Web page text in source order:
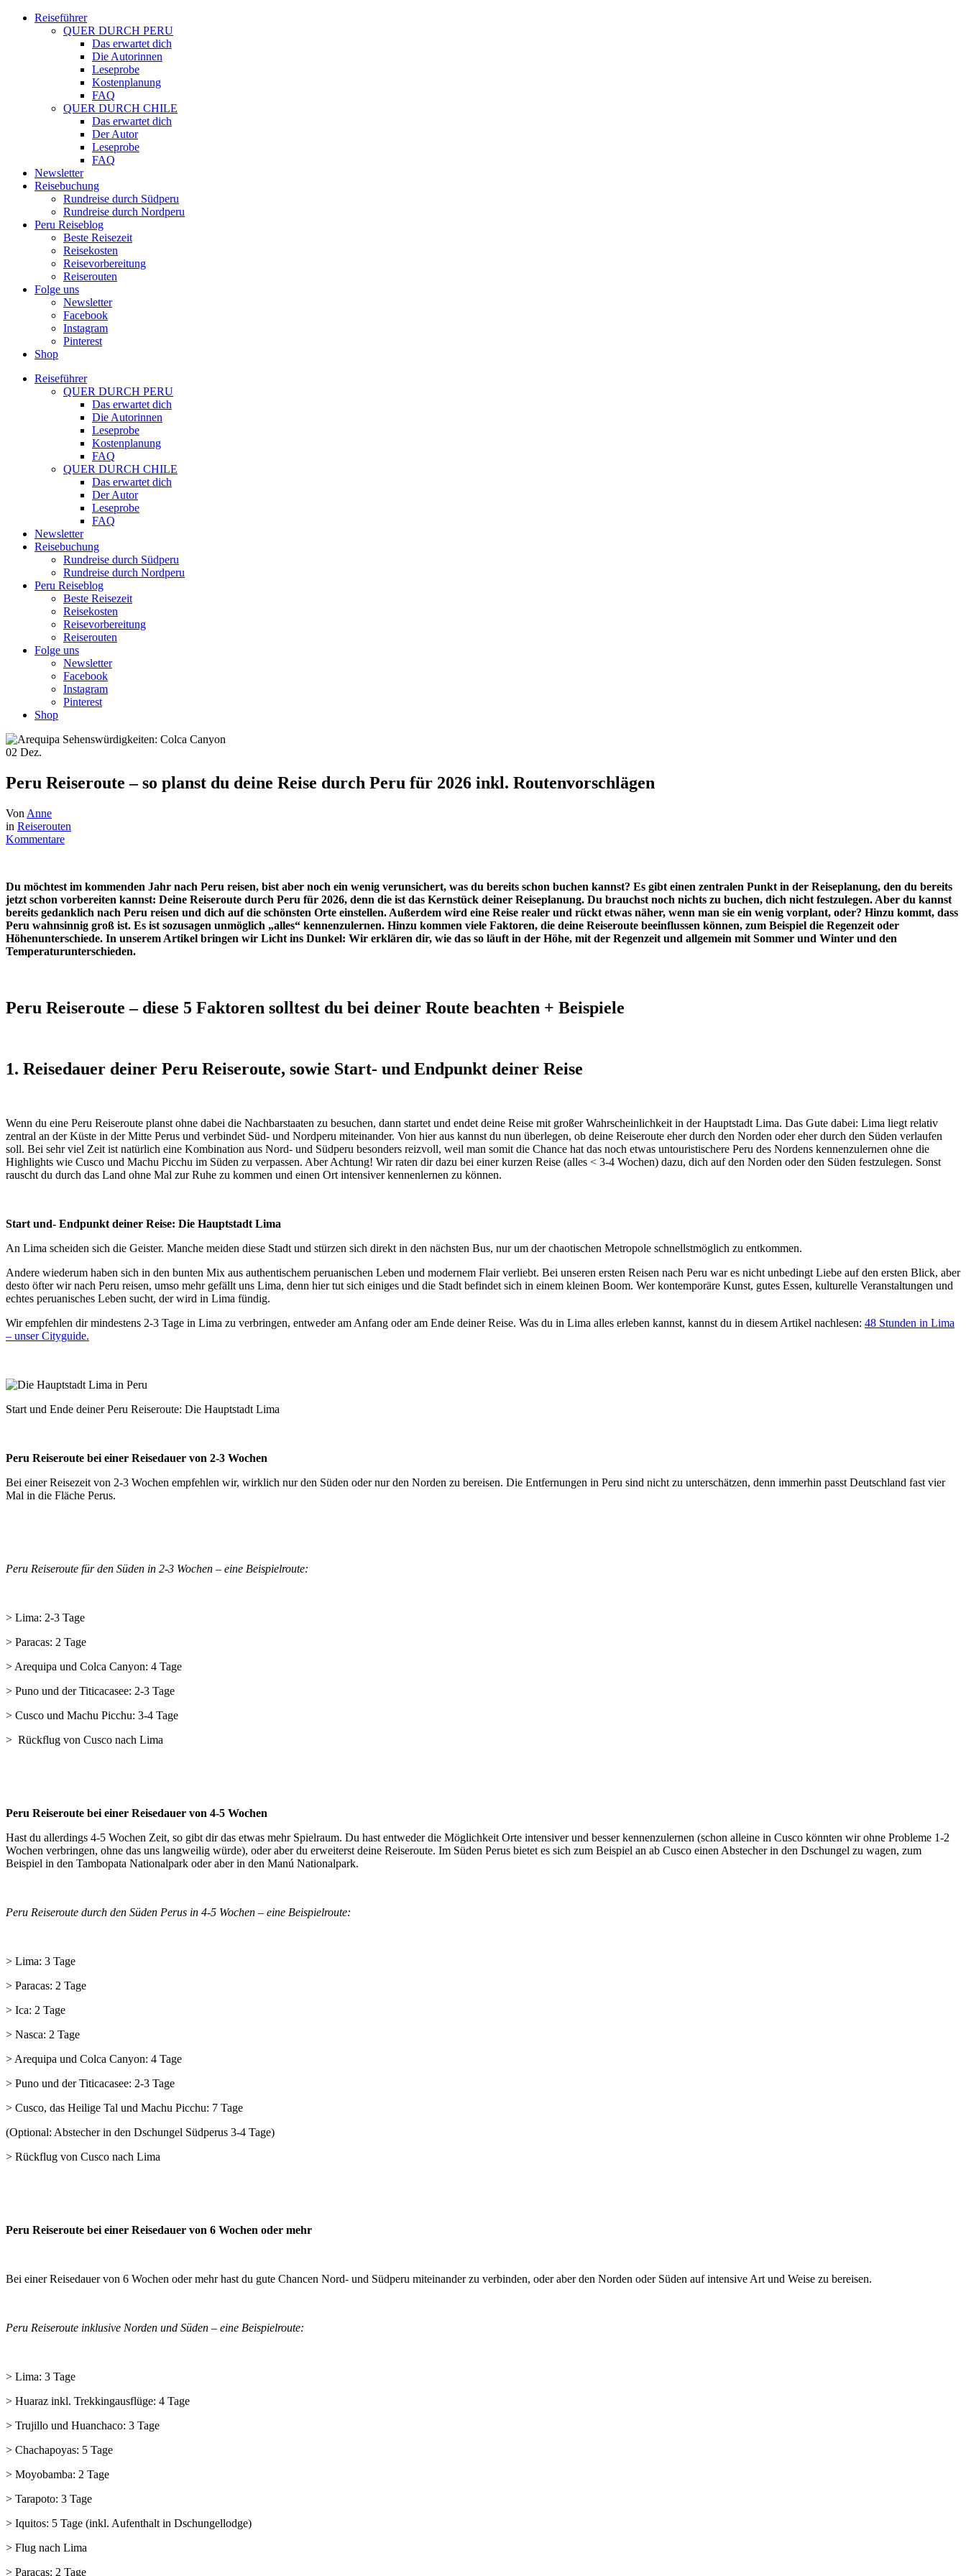
Reiseführer
QUER DURCH PERU
Das erwartet dich
Die Autorinnen
Leseprobe
Kostenplanung
FAQ
QUER DURCH CHILE
Das erwartet dich
Der Autor
Leseprobe
FAQ
Newsletter
Reisebuchung
Rundreise durch Südperu
Rundreise durch Nordperu
Peru Reiseblog
Beste Reisezeit
Reisekosten
Reisevorbereitung
Reiserouten
Folge uns
Newsletter
Facebook
Instagram
Pinterest
Shop
Reiseführer
QUER DURCH PERU
Das erwartet dich
Die Autorinnen
Leseprobe
Kostenplanung
FAQ
QUER DURCH CHILE
Das erwartet dich
Der Autor
Leseprobe
FAQ
Newsletter
Reisebuchung
Rundreise durch Südperu
Rundreise durch Nordperu
Peru Reiseblog
Beste Reisezeit
Reisekosten
Reisevorbereitung
Reiserouten
Folge uns
Newsletter
Facebook
Instagram
Pinterest
Shop
02 Dez.
Peru Reiseroute – so planst du deine Reise durch Peru für 2026 inkl. Routenvorschlägen
Von Anne
in Reiserouten
Kommentare
Du möchtest im kommenden Jahr nach Peru reisen, bist aber noch ein wenig verunsichert, was du bereits schon buchen kannst? Es gibt einen zentralen Punkt in der Reiseplanung, den du bereits
jetzt schon vorbereiten kannst: Deine Reiseroute durch Peru für 2026, denn die ist das Kernstück deiner Reiseplanung. Du brauchst noch nichts zu buchen, dich nicht festzulegen. Aber du kannst
bereits gedanklich nach Peru reisen und dich auf die schönsten Orte einstellen. Außerdem wird eine Reise realer und rückt etwas näher, wenn man sie ein wenig vorplant, oder? Hinzu kommt, dass
Peru wahnsinnig groß ist. Es ist sozusagen unmöglich „alles“ kennenzulernen. Hinzu kommen viele Faktoren, die deine Reiseroute beeinflussen können, zum Beispiel die Regenzeit oder
Höhenunterschiede. In unserem Artikel bringen wir Licht ins Dunkel: Wir erklären dir, wie das so läuft in der Höhe, mit der Regenzeit und allgemein mit Sommer und Winter und den
Temperaturunterschieden.
Peru Reiseroute – diese 5 Faktoren solltest du bei deiner Route beachten + Beispiele
1. Reisedauer deiner Peru Reiseroute, sowie Start- und Endpunkt deiner Reise
Wenn du eine Peru Reiseroute planst ohne dabei die Nachbarstaaten zu besuchen, dann startet und endet deine Reise mit großer Wahrscheinlichkeit in der Hauptstadt Lima. Das Gute dabei: Lima liegt relativ
zentral an der Küste in der Mitte Perus und verbindet Süd- und Nordperu miteinander. Von hier aus kannst du nun überlegen, ob deine Reiseroute eher durch den Norden oder eher durch den Süden verlaufen
soll. Bei sehr viel Zeit ist natürlich eine Kombination aus Nord- und Südperu besonders reizvoll, weil man somit die Chance hat das noch etwas untouristischere Peru des Nordens kennenzulernen ohne die
Highlights wie Cusco und Machu Picchu im Süden zu verpassen. Aber Achtung! Wir raten dir dazu bei einer kurzen Reise (alles < 3-4 Wochen) dazu, dich auf den Norden oder den Süden festzulegen. Sonst
rauscht du durch das Land ohne Mal zur Ruhe zu kommen und einen Ort intensiver kennenlernen zu können.
Start und- Endpunkt deiner Reise: Die Hauptstadt Lima
An Lima scheiden sich die Geister. Manche meiden diese Stadt und stürzen sich direkt in den nächsten Bus, nur um der chaotischen Metropole schnellstmöglich zu entkommen.
Andere wiederum haben sich in den bunten Mix aus authentischem peruanischen Leben und modernem Flair verliebt. Bei unseren ersten Reisen nach Peru war es nicht unbedingt Liebe auf den ersten Blick, aber
desto öfter wir nach Peru reisen, umso mehr gefällt uns Lima, denn hier tut sich einiges und die Stadt befindet sich in einem kleinen Boom. Wer kontemporäre Kunst, gutes Essen, kulturelle Veranstaltungen und
echtes peruanisches Leben sucht, der wird in Lima fündig.
Wir empfehlen dir mindestens 2-3 Tage in Lima zu verbringen, entweder am Anfang oder am Ende deiner Reise. Was du in Lima alles erleben kannst, kannst du in diesem Artikel nachlesen: 48 Stunden in Lima
– unser Cityguide.
Start und Ende deiner Peru Reiseroute: Die Hauptstadt Lima
Peru Reiseroute bei einer Reisedauer von 2-3 Wochen
Bei einer Reisezeit von 2-3 Wochen empfehlen wir, wirklich nur den Süden oder nur den Norden zu bereisen. Die Entfernungen in Peru sind nicht zu unterschätzen, denn immerhin passt Deutschland fast vier
Mal in die Fläche Perus.
Peru Reiseroute für den Süden in 2-3 Wochen – eine Beispielroute:
> Lima: 2-3 Tage
> Paracas: 2 Tage
> Arequipa und Colca Canyon: 4 Tage
> Puno und der Titicacasee: 2-3 Tage
> Cusco und Machu Picchu: 3-4 Tage
> Rückflug von Cusco nach Lima
Peru Reiseroute bei einer Reisedauer von 4-5 Wochen
Hast du allerdings 4-5 Wochen Zeit, so gibt dir das etwas mehr Spielraum. Du hast entweder die Möglichkeit Orte intensiver und besser kennenzulernen (schon alleine in Cusco könnten wir ohne Probleme 1-2
Wochen verbringen, ohne das uns langweilig würde), oder aber du erweiterst deine Reiseroute. Im Süden Perus bietet es sich zum Beispiel an ab Cusco einen Abstecher in den Dschungel zu wagen, zum
Beispiel in den Tambopata Nationalpark oder aber in den Manú Nationalpark.
Peru Reiseroute durch den Süden Perus in 4-5 Wochen – eine Beispielroute:
> Lima: 3 Tage
> Paracas: 2 Tage
> Ica: 2 Tage
> Nasca: 2 Tage
> Arequipa und Colca Canyon: 4 Tage
> Puno und der Titicacasee: 2-3 Tage
> Cusco, das Heilige Tal und Machu Picchu: 7 Tage
(Optional: Abstecher in den Dschungel Südperus 3-4 Tage)
> Rückflug von Cusco nach Lima
Peru Reiseroute bei einer Reisedauer von 6 Wochen oder mehr
Bei einer Reisedauer von 6 Wochen oder mehr hast du gute Chancen Nord- und Südperu miteinander zu verbinden, oder aber den Norden oder Süden auf intensive Art und Weise zu bereisen.
Peru Reiseroute inklusive Norden und Süden – eine Beispielroute:
> Lima: 3 Tage
> Huaraz inkl. Trekkingausflüge: 4 Tage
> Trujillo und Huanchaco: 3 Tage
> Chachapoyas: 5 Tage
> Moyobamba: 2 Tage
> Tarapoto: 3 Tage
> Iquitos: 5 Tage (inkl. Aufenthalt in Dschungellodge)
> Flug nach Lima
> Paracas: 2 Tage